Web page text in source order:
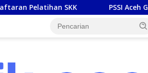
PSSI Aceh Gelar Kursus Lisensi D di